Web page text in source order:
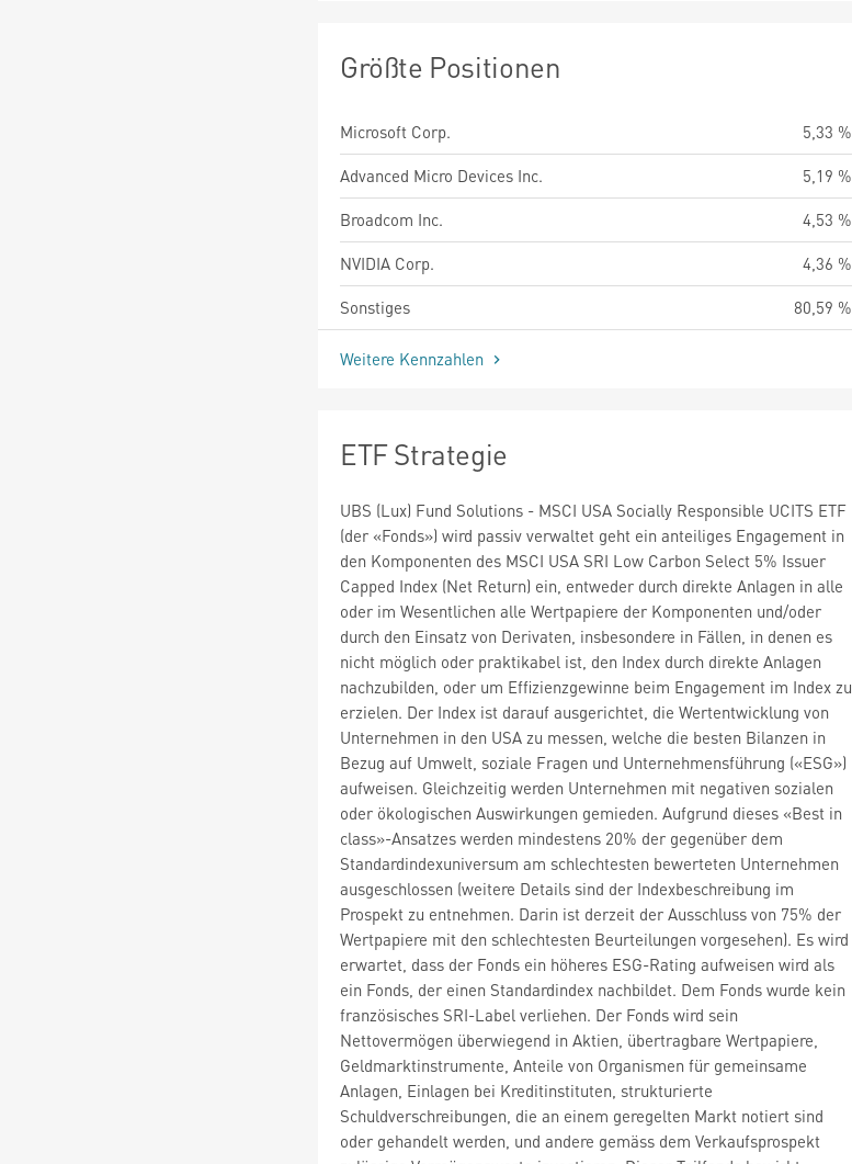
Größte Positionen
Microsoft Corp.
5,33 %
Advanced Micro Devices Inc.
5,19 %
Broadcom Inc.
4,53 %
NVIDIA Corp.
4,36 %
Sonstiges
80,59 %
Weitere Kennzahlen
ETF Strategie
UBS (Lux) Fund Solutions - MSCI USA Socially Responsible UCITS ETF
(der «Fonds») wird passiv verwaltet geht ein anteiliges Engagement in
den Komponenten des MSCI USA SRI Low Carbon Select 5% Issuer
Capped Index (Net Return) ein, entweder durch direkte Anlagen in alle
oder im Wesentlichen alle Wertpapiere der Komponenten und/oder
durch den Einsatz von Derivaten, insbesondere in Fällen, in denen es
nicht möglich oder praktikabel ist, den Index durch direkte Anlagen
nachzubilden, oder um Effizienzgewinne beim Engagement im Index zu
erzielen. Der Index ist darauf ausgerichtet, die Wertentwicklung von
Unternehmen in den USA zu messen, welche die besten Bilanzen in
Bezug auf Umwelt, soziale Fragen und Unternehmensführung («ESG»)
aufweisen. Gleichzeitig werden Unternehmen mit negativen sozialen
oder ökologischen Auswirkungen gemieden. Aufgrund dieses «Best in
class»-Ansatzes werden mindestens 20% der gegenüber dem
Standardindexuniversum am schlechtesten bewerteten Unternehmen
ausgeschlossen (weitere Details sind der Indexbeschreibung im
Prospekt zu entnehmen. Darin ist derzeit der Ausschluss von 75% der
Wertpapiere mit den schlechtesten Beurteilungen vorgesehen). Es wird
erwartet, dass der Fonds ein höheres ESG-Rating aufweisen wird als
ein Fonds, der einen Standardindex nachbildet. Dem Fonds wurde kein
französisches SRI-Label verliehen. Der Fonds wird sein
Nettovermögen überwiegend in Aktien, übertragbare Wertpapiere,
Geldmarktinstrumente, Anteile von Organismen für gemeinsame
Anlagen, Einlagen bei Kreditinstituten, strukturierte
Schuldverschreibungen, die an einem geregelten Markt notiert sind
oder gehandelt werden, und andere gemäss dem Verkaufsprospekt